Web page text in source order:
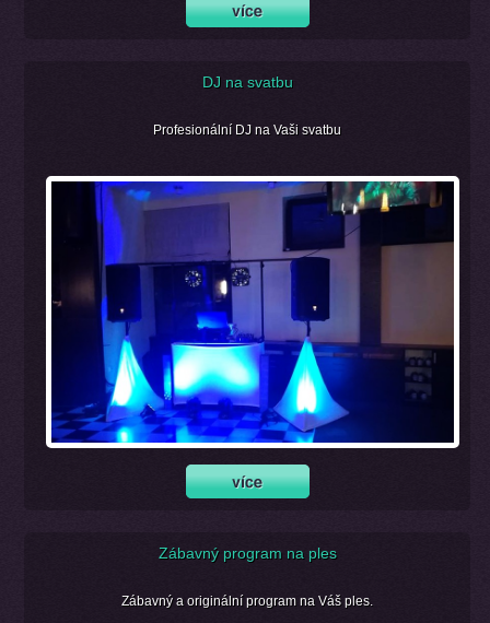
DJ na svatbu
Profesionální DJ na Vaši svatbu
Zábavný program na ples
Zábavný a originální program na Váš ples.